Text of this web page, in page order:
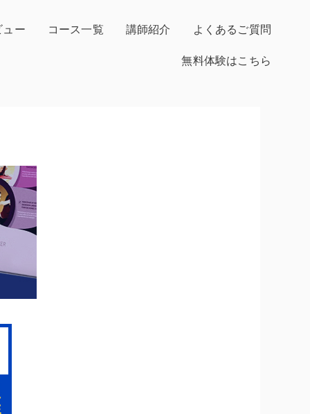
ュー コース一覧 講師紹介 よくあるご質問
無料体験はこちら